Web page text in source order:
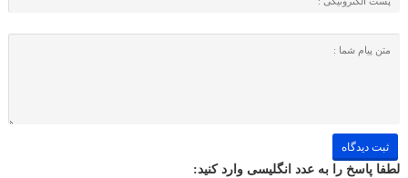
لطفا پاسخ را به عدد انگلیسی وارد کنید: